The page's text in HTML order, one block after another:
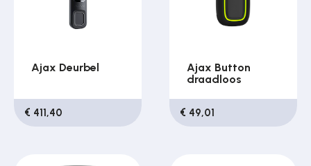
Ajax Deurbel
€ 411,40
Ajax Button
draadloos
€ 49,01